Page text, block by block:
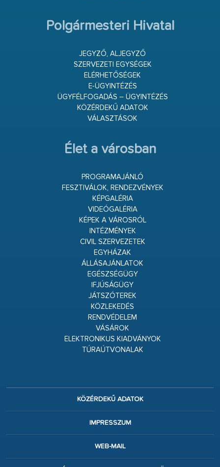
Polgármesteri Hivatal
JEGYZŐ, ALJEGYZŐ
SZERVEZETI EGYSÉGEK
ELÉRHETŐSÉGEK
E-ÜGYINTÉZÉS
ÜGYFÉLFOGADÁS – ÜGYINTÉZÉS
KÖZÉRDEKŰ ADATOK
VÁLASZTÁSOK
Élet a városban
PROGRAMAJÁNLÓ
FESZTIVÁLOK, RENDEZVÉNYEK
KÉPGALÉRIA
VIDEÓGALÉRIA
KÉPEK A VÁROSRÓL
INTÉZMÉNYEK
CIVIL SZERVEZETEK
EGYHÁZAK
ÁLLÁSAJÁNLATOK
EGÉSZSÉGÜGY
IFJÚSÁGÜGY
JÁTSZÓTEREK
KÖZLEKEDÉS
RENDVÉDELEM
VÁSÁROK
ELEKTRONIKUS KIADVÁNYOK
TÚRAÚTVONALAK
KÖZÉRDEKŰ ADATOK
IMPRESSZUM
WEB-MAIL